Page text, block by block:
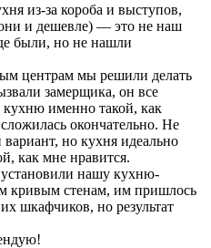
из-за короба и выступов,
и дешевле) — это не наш
были, но не нашли
центрам мы решили делать
замерщика, он все
кухню именно такой, как
окончательно. Не
но кухня идеально
как мне нравится.
нашу кухню-
кривым стенам, им пришлось
шкафчиков, но результат